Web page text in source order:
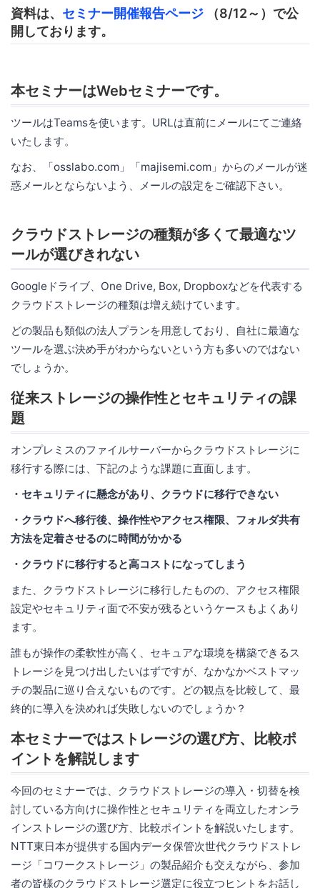
資料は、 セミナー開催報告ページ （8/12～）で公
開しております。
本セミナーはWebセミナーです。
ツールはTeamsを使います。URLは直前にメールにてご連絡
いたします。
なお、「osslabo.com」「majisemi.com」からのメールが迷
惑メールとならないよう、メールの設定をご確認下さい。
クラウドストレージの種類が多くて最適なツ
ールが選びきれない
Googleドライブ、One Drive, Box, Dropboxなどを代表する
クラウドストレージの種類は増え続けています。
どの製品も類似の法人プランを用意しており、自社に最適な
ツールを選ぶ決め手がわからないという方も多いのではない
でしょうか。
従来ストレージの操作性とセキュリティの課
題
オンプレミスのファイルサーバーからクラウドストレージに
移行する際には、下記のような課題に直面します。
・セキュリティに懸念があり、クラウドに移行できない
・クラウドへ移行後、操作性やアクセス権限、フォルダ共有
方法を定着させるのに時間がかかる
・クラウドに移行すると高コストになってしまう
また、クラウドストレージに移行したものの、アクセス権限
設定やセキュリティ面で不安が残るというケースもよくあり
ます。
誰もが操作の柔軟性が高く、セキュアな環境を構築できるス
トレージを見つけ出したいはずですが、なかなかベストマッ
チの製品に巡り合えないものです。どの観点を比較して、最
終的に導入を決めれば失敗しないのでしょうか？
本セミナーではストレージの選び方、比較ポ
イントを解説します
今回のセミナーでは、クラウドストレージの導入・切替を検
討している方向けに操作性とセキュリティを両立したオンラ
インストレージの選び方、比較ポイントを解説いたします。
NTT東日本が提供する国内データ保管次世代クラウドストレ
ージ「コワークストレージ」の製品紹介も交えながら、参加
者の皆様のクラウドストレージ選定に役立つヒントをお話し